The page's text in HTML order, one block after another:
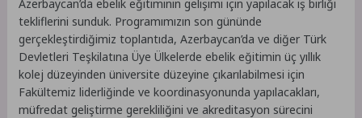
Azerbaycan’da ebelik eğitiminin gelişimi için yapılacak iş birliği
tekliflerini sunduk. Programımızın son gününde
gerçekleştirdiğimiz toplantıda, Azerbaycan’da ve diğer Türk
Devletleri Teşkilatına Üye Ülkelerde ebelik eğitimin üç yıllık
kolej düzeyinden üniversite düzeyine çıkarılabilmesi için
Fakültemiz liderliğinde ve koordinasyonunda yapılacakları,
müfredat geliştirme gerekliliğini ve akreditasyon sürecini